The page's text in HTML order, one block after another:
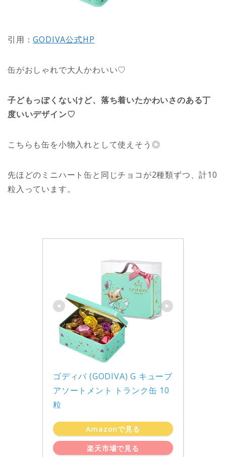
引用：GODIVA公式HP
缶がおしゃれで大人かわいい♡
子どもっぽくないけど、落ち着いたかわいさのある丁
度いいデザイン♡
こちらも缶を小物入れとして使えそう◎
先ほどのミニハート缶と同じチョコが2種類ずつ、計10
粒入っています。
ゴディバ (GODIVA) G キューブ
アソートメント トランク缶 10
粒
Amazonで見る
楽天市場で見る
美容と健康
プロフィール